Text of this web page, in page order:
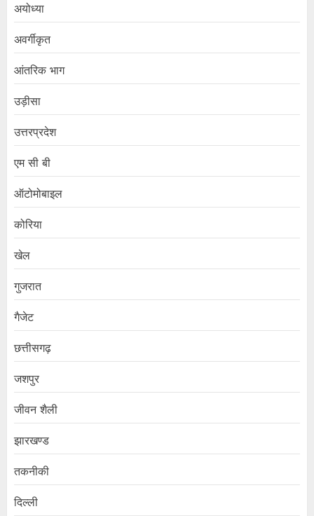
अयोध्या
अवर्गीकृत
आंतरिक भाग
उड़ीसा
उत्तरप्रदेश
एम सी बी
ऑटोमोबाइल
कोरिया
खेल
गुजरात
गैजेट
छत्तीसगढ़
जशपुर
जीवन शैली
झारखण्ड
तकनीकी
दिल्ली